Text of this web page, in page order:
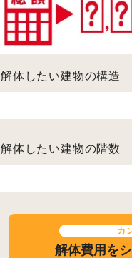
解体したい建物の構造
解体したい建物の階数
カ
解体費用を